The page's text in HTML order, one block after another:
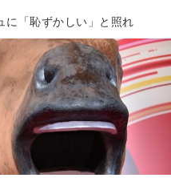
に「恥ずかしい」と照れ